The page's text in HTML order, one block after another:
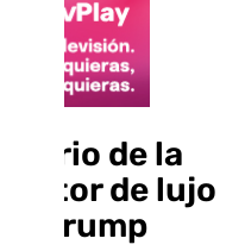
de la
de lujo
Trump